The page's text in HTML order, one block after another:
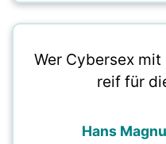
Wer Cybersex
reif für
Hans